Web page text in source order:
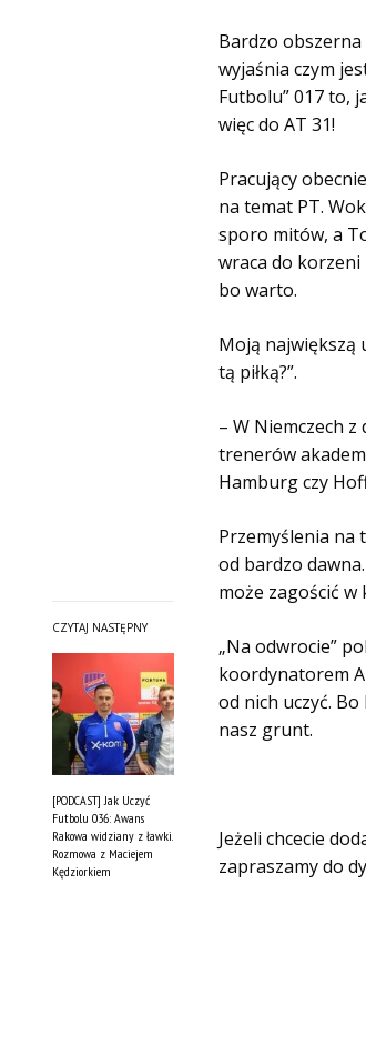
CZYTAJ NASTĘPNY
[PODCAST] Jak Uczyć
Futbolu 036: Awans
Rakowa widziany z ławki.
Rozmowa z Maciejem
Kędziorkiem
Bardzo
wyjaśnia czym
Futbolu” 017 to,
więc do AT 31!
Pracujący
na temat PT.
sporo mitów, a
wraca do korzeni
bo warto.
Moją największą
tą piłką?”.
– W Niemczech
trenerów
Hamburg czy
Przemyślenia na
od bardzo
może zagościć w
„Na odwrocie”
koordynatorem
od nich uczyć.
nasz grunt.
Jeżeli chcecie
zapraszamy do